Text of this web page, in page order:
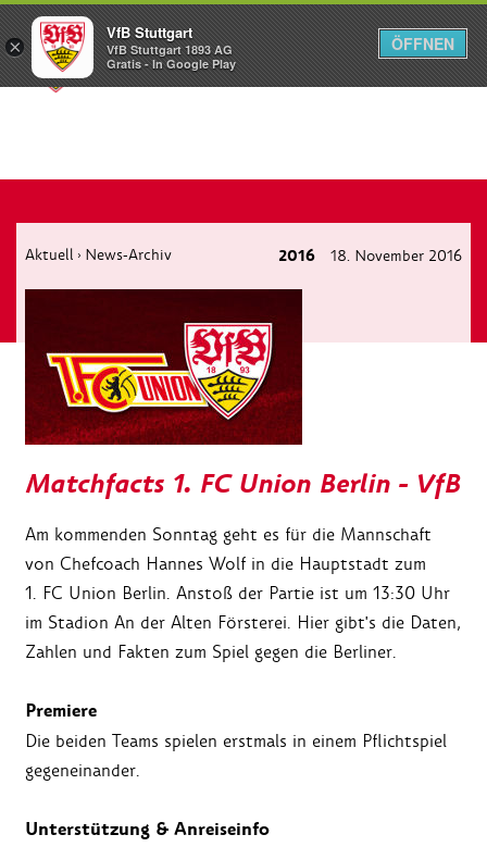
Menü
Aktuell › News-Archiv 2016 18. November 2016
Matchfacts 1. FC Union Berlin - VfB
Am kommenden Sonntag geht es für die Mannschaft
von Chefcoach Hannes Wolf in die Hauptstadt zum
1. FC Union Berlin. Anstoß der Partie ist um 13:30 Uhr
im Stadion An der Alten Försterei. Hier gibt's die Daten,
Zahlen und Fakten zum Spiel gegen die Berliner.
Premiere
Die beiden Teams spielen erstmals in einem Pflichtspiel
gegeneinander.
Unterstützung & Anreiseinfo
×
VfB Stuttgart
VfB Stuttgart 1893 AG
Gratis - In Google Play
ÖFFNEN